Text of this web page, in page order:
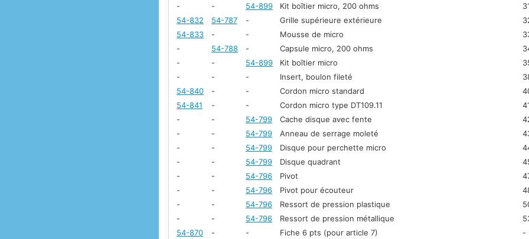
-
- 54-899 Kit boîtier micro, 200 ohms
54-832
54-787 - Grille supérieure extérieure
54-833
- - Mousse de micro
-
54-788 - Capsule micro, 200 ohms
-
- 54-899 Kit boîtier micro
-
- - Insert, boulon fileté
54-840
- - Cordon micro standard
54-841
- - Cordon micro type DT109.11
-
- 54-799 Cache disque avec fente
-
- 54-799 Anneau de serrage moleté
-
- 54-799 Disque pour perchette micro
-
- 54-799 Disque quadrant
-
- 54-796 Pivot
-
- 54-796 Pivot pour écouteur
-
- 54-796 Ressort de pression plastique
-
- 54-796 Ressort de pression métallique
54-870
- - Fiche 6 pts (pour article 7) -